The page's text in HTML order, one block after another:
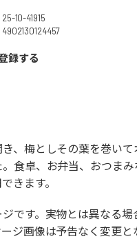
25-10-41915
4902130124457
録する
、梅としその葉を巻いて
食卓、お弁当、おつまみ
きます。
です。実物とは異なる場
ジ画像は予告なく変更と